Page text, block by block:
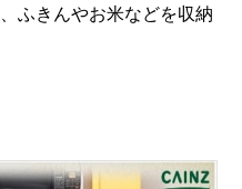
ふきんやお米などを収納